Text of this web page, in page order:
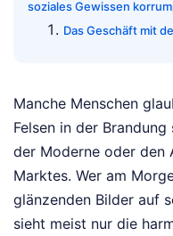
soziales Gewissen
Das Geschäft mit
Manche Menschen
Felsen in der
der Moderne oder den
Marktes. Wer am
glänzenden Bilder auf
sieht meist nur die